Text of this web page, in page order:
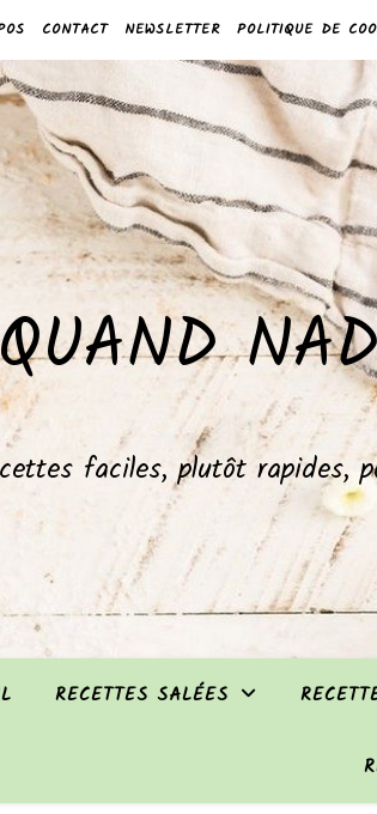
CONTACT NEWSLETTER POLITIQUE DE
faciles, plutôt rapides,
RECETTES SALÉES